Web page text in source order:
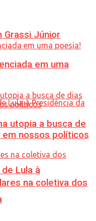
Grassi Júnior
Lula à
em uma
utopia a busca de
nossos políticos
na coletiva dos